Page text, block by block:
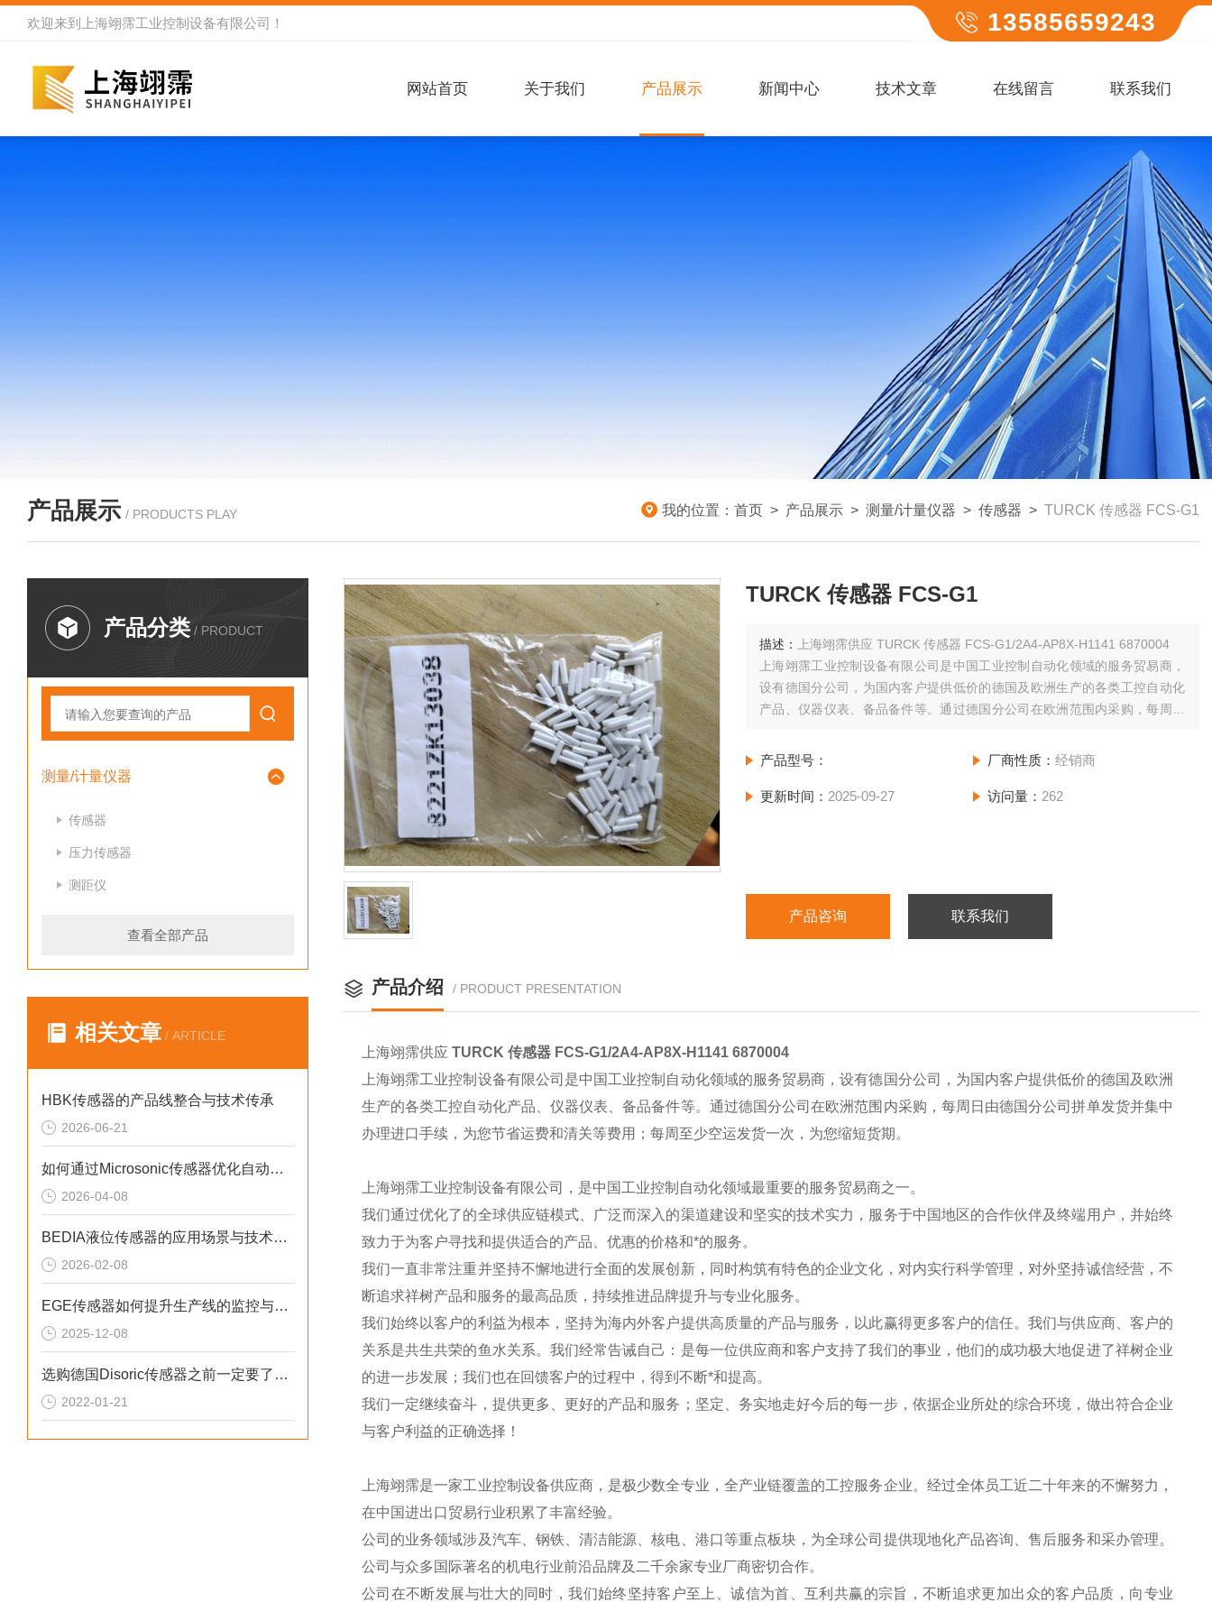
欢迎来到 上海翊霈工业控制设备有限公司 ！ 13585659243
网站首页 关于我们 产品展示 新闻中心 技术文章 在线留言 联系我们
产品展示 / PRODUCTS PLAY 我的位置： 首页 > 产品展示 > 测量/计量仪器 > 传感器 > TURCK 传感器 FCS-G1
产品分类 / PRODUCT
测量/计量仪器
传感器
压力传感器
测距仪
查看全部产品
相关文章 / ARTICLE
HBK传感器的产品线整合与技术传承
2026-06-21
如何通过Microsonic传感器优化自动化流程？
2026-04-08
BEDIA液位传感器的应用场景与技术优势概述
2026-02-08
EGE传感器如何提升生产线的监控与管理效率？
2025-12-08
选购德国Disoric传感器之前一定要了解这些
2022-01-21
TURCK 传感器 FCS-G1
描述：
上海翊霈供应 TURCK 传感器 FCS-G1/2A4-AP8X-H1141 6870004
上海翊霈工业控制设备有限公司是中国工业控制自动化领域的服务贸易商，
设有德国分公司，为国内客户提供低价的德国及欧洲生产的各类工控自动化
产品、仪器仪表、备品备件等。通过德国分公司在欧洲范围内采购，每周日
每周至少空运发货一次，为您缩短货期。
产品型号： 厂商性质： 经销商
更新时间： 2025-09-27 访问量： 262
产品咨询 联系我们
产品介绍 / PRODUCT PRESENTATION
上海翊霈供应 TURCK 传感器 FCS-G1/2A4-AP8X-H1141 6870004
上海翊霈工业控制设备有限公司是中国工业控制自动化领域的服务贸易商，设有德国分公司，为国内客户提供低价的德国及欧洲
生产的各类工控自动化产品、仪器仪表、备品备件等。通过德国分公司在欧洲范围内采购，每周日由德国分公司拼单发货并集中
办理进口手续，为您节省运费和清关等费用；每周至少空运发货一次，为您缩短货期。
上海翊霈工业控制设备有限公司，是中国工业控制自动化领域最重要的服务贸易商之一。
我们通过优化了的全球供应链模式、广泛而深入的渠道建设和坚实的技术实力，服务于中国地区的合作伙伴及终端用户，并始终
致力于为客户寻找和提供适合的产品、优惠的价格和*的服务。
我们一直非常注重并坚持不懈地进行全面的发展创新，同时构筑有特色的企业文化，对内实行科学管理，对外坚持诚信经营，不
断追求祥树产品和服务的最高品质，持续推进品牌提升与专业化服务。
我们始终以客户的利益为根本，坚持为海内外客户提供高质量的产品与服务，以此赢得更多客户的信任。我们与供应商、客户的
关系是共生共荣的鱼水关系。我们经常告诫自己：是每一位供应商和客户支持了我们的事业，他们的成功极大地促进了祥树企业
的进一步发展；我们也在回馈客户的过程中，得到不断*和提高。
我们一定继续奋斗，提供更多、更好的产品和服务；坚定、务实地走好今后的每一步，依据企业所处的综合环境，做出符合企业
与客户利益的正确选择！
上海翊霈是一家工业控制设备供应商，是极少数全专业，全产业链覆盖的工控服务企业。经过全体员工近二十年来的不懈努力，
在中国进出口贸易行业积累了丰富经验。
公司的业务领域涉及汽车、钢铁、清洁能源、核电、港口等重点板块，为全球公司提供现地化产品咨询、售后服务和采办管理。
公司与众多国际著名的机电行业前沿品牌及二千余家专业厂商密切合作。
公司在不断发展与壮大的同时，我们始终坚持客户至上、诚信为首、互利共赢的宗旨，不断追求更加出众的客户品质，向专业